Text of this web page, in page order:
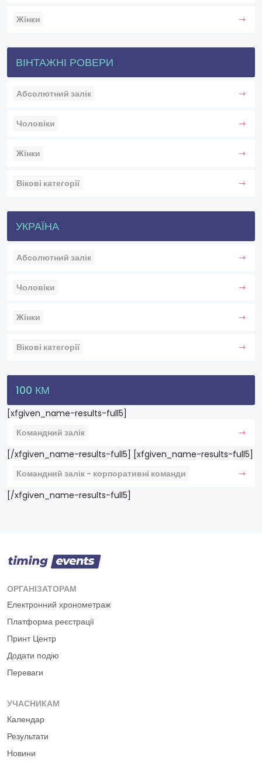
Жінки
ВІНТАЖНІ РОВЕРИ
Абсолютний залік
Чоловіки
Жінки
Вікові категорії
УКРАЇНА
Абсолютний залік
Чоловіки
Жінки
Вікові категорії
100 КМ
[xfgiven_name-results-full5]
Командний залік
[/xfgiven_name-results-full5] [xfgiven_name-results-full5]
Командний залік - корпоративні команди
[/xfgiven_name-results-full5]
ОРГАНІЗАТОРАМ
Електронний хронометраж
Платформа реєстрації
Принт Центр
Додати подію
Переваги
УЧАСНИКАМ
Календар
Результати
Новини